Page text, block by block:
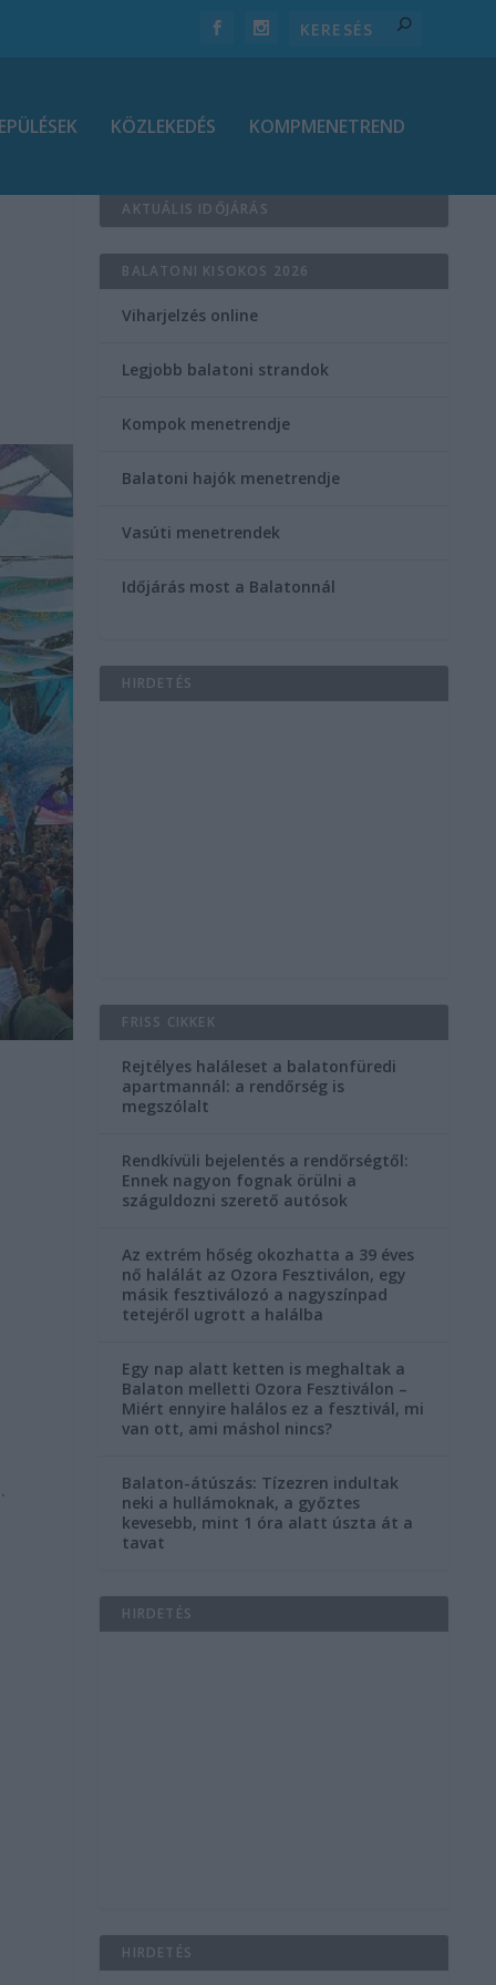
KÖZLEKEDÉS KOMPMENETREND
AKTUÁLIS IDŐJÁRÁS
BALATONI KISOKOS 2026
Viharjelzés online
Legjobb balatoni strandok
Kompok menetrendje
Balatoni hajók menetrendje
Vasúti menetrendek
Időjárás most a Balatonnál
HIRDETÉS
FRISS CIKKEK
Rejtélyes haláleset a balatonfüredi
apartmannál: a rendőrség is
megszólalt
Rendkívüli bejelentés a rendőrségtől:
Ennek nagyon fognak örülni a
száguldozni szerető autósok
Az extrém hőség okozhatta a 39 éves
nő halálát az Ozora Fesztiválon, egy
másik fesztiválozó a nagyszínpad
tetejéről ugrott a halálba
Egy nap alatt ketten is meghaltak a
Balaton melletti Ozora Fesztiválon –
Miért ennyire halálos ez a fesztivál, mi
van ott, ami máshol nincs?
Balaton-átúszás: Tízezren indultak
neki a hullámoknak, a győztes
kevesebb, mint 1 óra alatt úszta át a
tavat
HIRDETÉS
HIRDETÉS